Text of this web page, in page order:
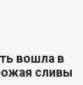
вошла в
сливы